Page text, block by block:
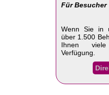
Für Besucher
Wenn Sie in
über 1.500
Ihnen
Verfügung.